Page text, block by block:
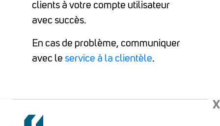
clients à votre compte utilisateur
avec succès.
En cas de problème, communiquer
avec le service à la clientèle.
X